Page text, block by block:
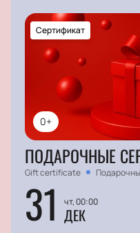
актуальных тактиках и
получите
0+
Сертификат
ПОДАРОЧНЫЕ
Gift certificate
31 чт, 00:00
ДЕК